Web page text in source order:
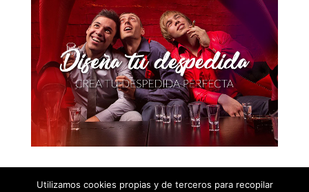
Utilizamos cookies propias y de terceros para recopilar